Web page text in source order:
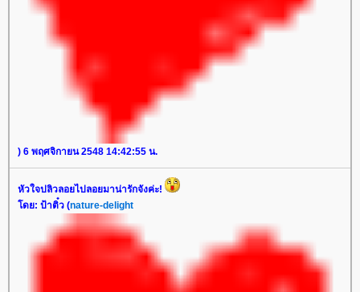
) 6 พฤศจิกายน 2548 14:42:55 น.
หัวใจปลิวลอยไปลอยมาน่ารักจังค่ะ!
ดย: ป้าติ๋ว (nature-delight